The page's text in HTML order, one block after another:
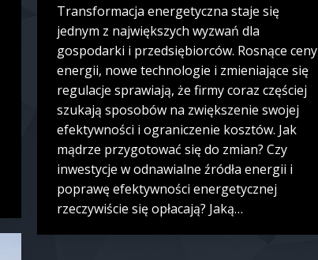
Transformacja energetyczna staje się
jednym z największych wyzwań dla
gospodarki i przedsiębiorców. Rosnące ceny
energii, nowe technologie i zmieniające się
regulacje sprawiają, że firmy coraz częściej
szukają sposobów na zwiększenie swojej
efektywności i ograniczenie kosztów. Jak
mądrze przygotować się do zmian? Czy
inwestycje w odnawialne źródła energii i
poprawę efektywności energetycznej
rzeczywiście się opłacają? Jaką…